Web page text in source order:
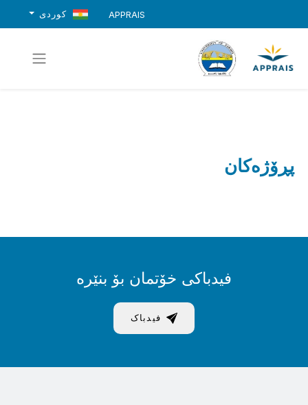
APPRAIS کوردی
پڕۆژەکان
فیدباکی خۆتمان بۆ بنێرە
فیدباک